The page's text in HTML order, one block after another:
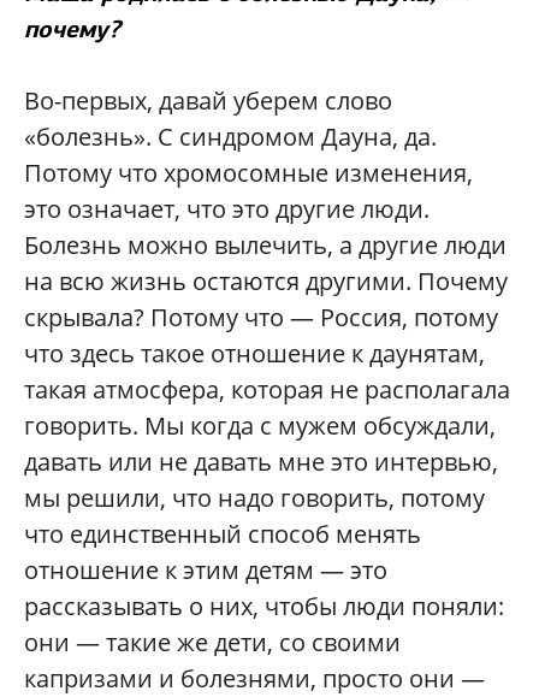
почему?
Во-первых, давай уберем слово
«болезнь». С синдромом Дауна, да.
Потому что хромосомные изменения,
это означает, что это другие люди.
Болезнь можно вылечить, а другие люди
на всю жизнь остаются другими. Почему
скрывала? Потому что — Россия, потому
что здесь такое отношение к даунятам,
такая атмосфера, которая не располагала
говорить. Мы когда с мужем обсуждали,
давать или не давать мне это интервью,
мы решили, что надо говорить, потому
что единственный способ менять
отношение к этим детям — это
рассказывать о них, чтобы люди поняли:
они — такие же дети, со своими
капризами и болезнями, просто они —